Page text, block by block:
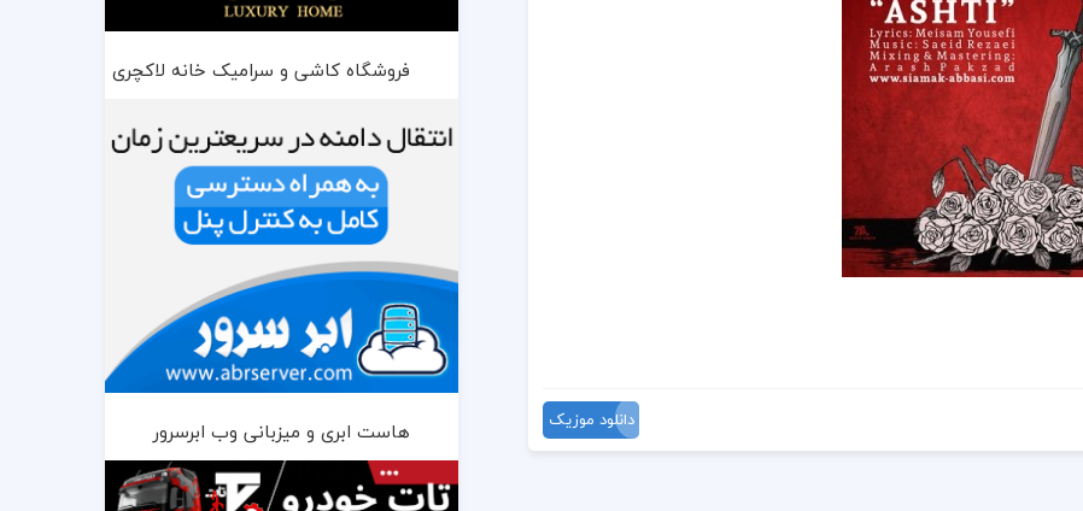
دانلود موزیک
فروشگاه کاشی و سرامیک خانه لاکچری
هاست ابری و میزبانی وب ابرسرور